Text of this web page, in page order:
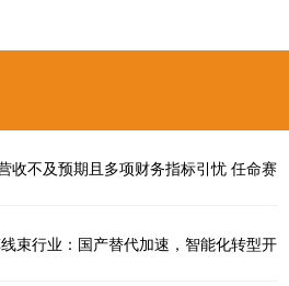
收不及预期且多项财务指标引忧 任命赛
束行业：国产替代加速，智能化转型开